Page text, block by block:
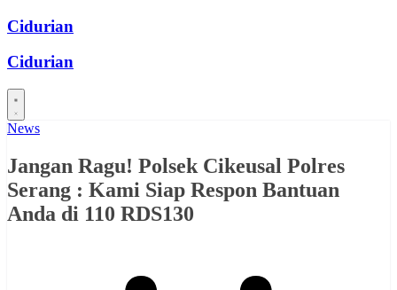
Skip
content
Cidurian
Cidurian
News
Jangan Ragu! Polsek Cikeusal Polres
Serang : Kami Siap Respon Bantuan
Anda di 110 RDS130